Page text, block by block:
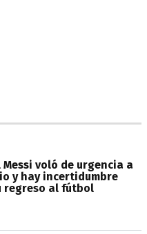
Messi voló de urgencia a
y hay incertidumbre
regreso al fútbol